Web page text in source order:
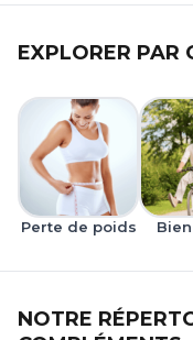
EXPLORER PAR
Perte de poids
NOTRE